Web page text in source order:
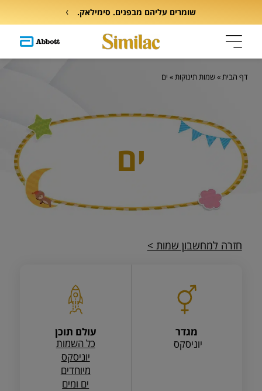
שומרים עליהם מבפנים. סימילאק.
ים
דף הבית»שמות תינוקות» ים
חזרה למחשבון שמות >
מגדר
יוניסקס
עולם תוכן
כל השמות
יוניסקס
מיוחדים
ים ומים